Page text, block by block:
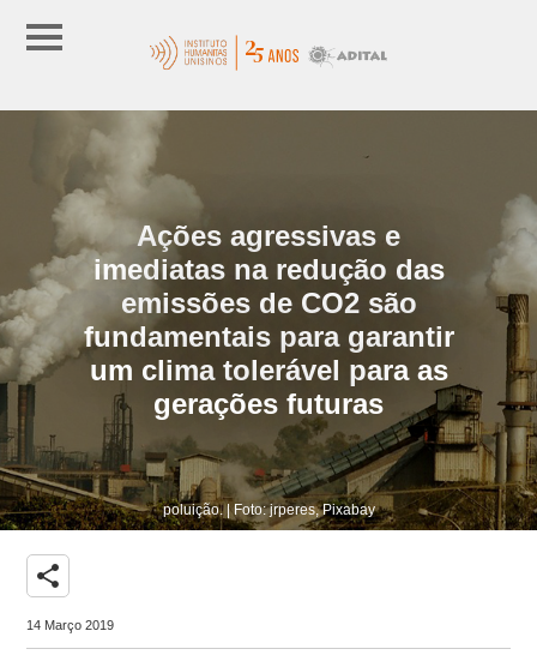
Ações agressivas e
imediatas na redução das
emissões de CO2 são
fundamentais para garantir
um clima tolerável para as
gerações futuras
poluição. | Foto: jrperes, Pixabay
share
14 Março 2019